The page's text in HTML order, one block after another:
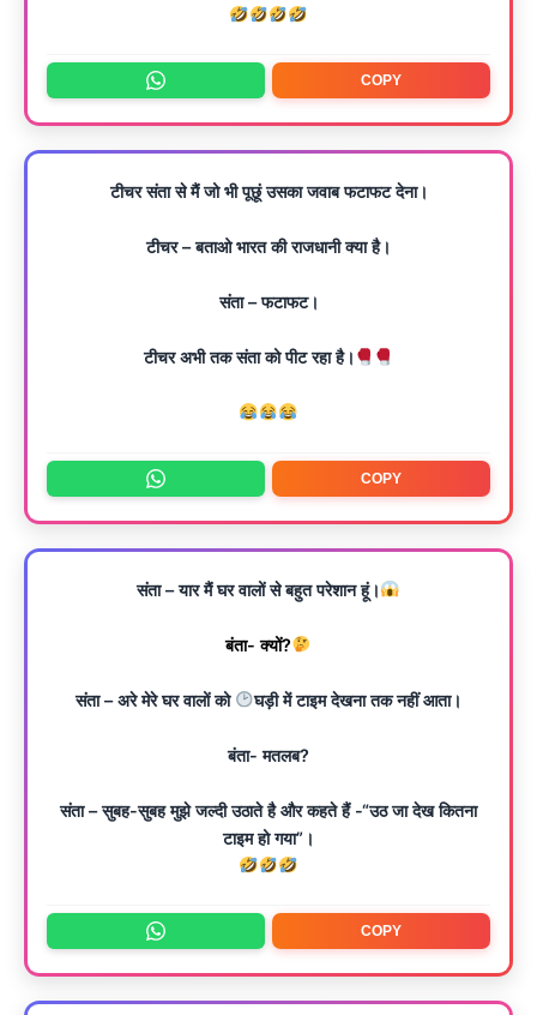
COPY
टीचर संता से मैं जो भी पूछूं उसका जवाब फटाफट देना।
टीचर – बताओ भारत की राजधानी क्या है।
संता – फटाफट।
टीचर अभी तक संता को पीट रहा है।
COPY
संता – यार मैं घर वालों से बहुत परेशान हूं।
बंता- क्यों?
संता – अरे मेरे घर वालों को घड़ी में टाइम देखना तक नहीं आता।
बंता- मतलब?
संता – सुबह-सुबह मुझे जल्दी उठाते है और कहते हैं -“उठ जा देख कितना
टाइम हो गया”।
COPY